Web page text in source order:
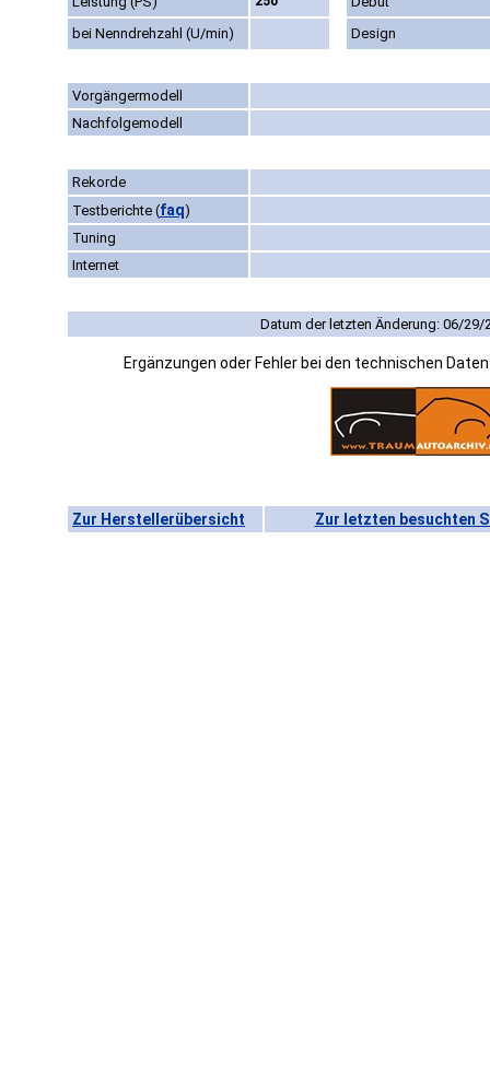
bei Nenndrehzahl (U/min)
Design
Vorgängermodell
Nachfolgemodell
Rekorde
Testberichte (faq)
Tuning
Internet
Datum der letzten Änderung: 06/29/
Ergänzungen oder Fehler bei den technischen
Zur Herstellerübersicht Zur letzten besuchten